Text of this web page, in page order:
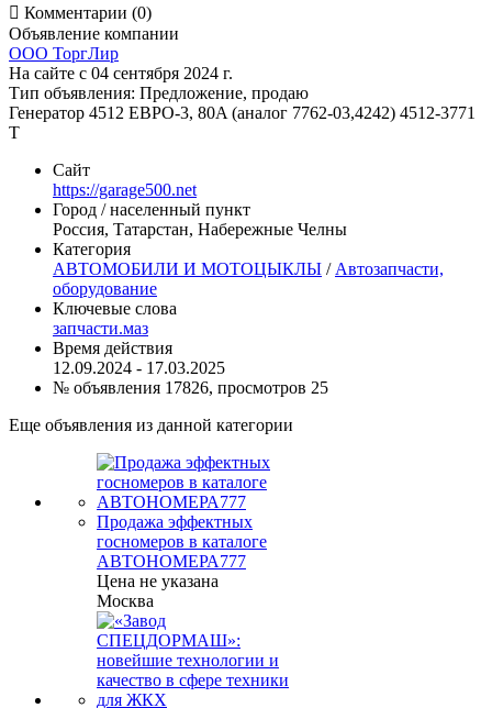
 Комментарии (0)
Объявление компании
ООО ТоргЛир
На сайте с 04 сентября 2024 г.
Тип объявления: Предложение, продаю
Генератор 4512 ЕВРО-3, 80A (аналог 7762-03,4242) 4512-3771
Т
Сайт
https://garage500.net
Город / населенный пункт
Россия, Татарстан, Набережные Челны
Категория
АВТОМОБИЛИ И МОТОЦЫКЛЫ / Автозапчасти,
оборудование
Ключевые слова
запчасти.маз
Время действия
12.09.2024 - 17.03.2025
№ объявления 17826, просмотров 25
Еще объявления из данной категории
Продажа эффектных
госномеров в каталоге
АВТОНОМЕРА777
Цена не указана
Москва